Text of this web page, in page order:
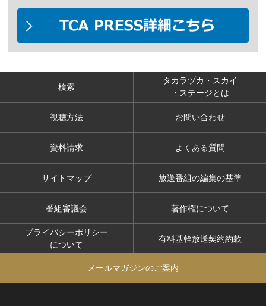
検索
タカラヅカ・スカイ
・ステージとは
視聴方法 お問い合わせ
資料請求 よくある質問
サイトマップ 放送番組の編集の基準
番組審議会 著作権について
プライバシーポリシー
について
有料基幹放送契約約款
メールマガジンのご案内